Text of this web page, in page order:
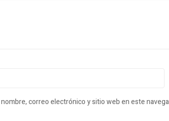
correo electrónico y sitio web en este